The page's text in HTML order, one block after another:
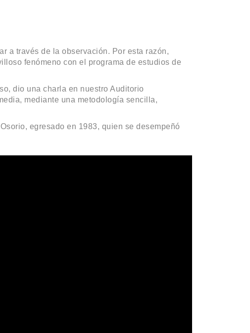
a través de la observación. Por esta razón,
fenómeno con el programa de estudios de
dio una charla en nuestro Auditorio
mediante una metodología sencilla,
egresado en 1983, quien se desempeñó